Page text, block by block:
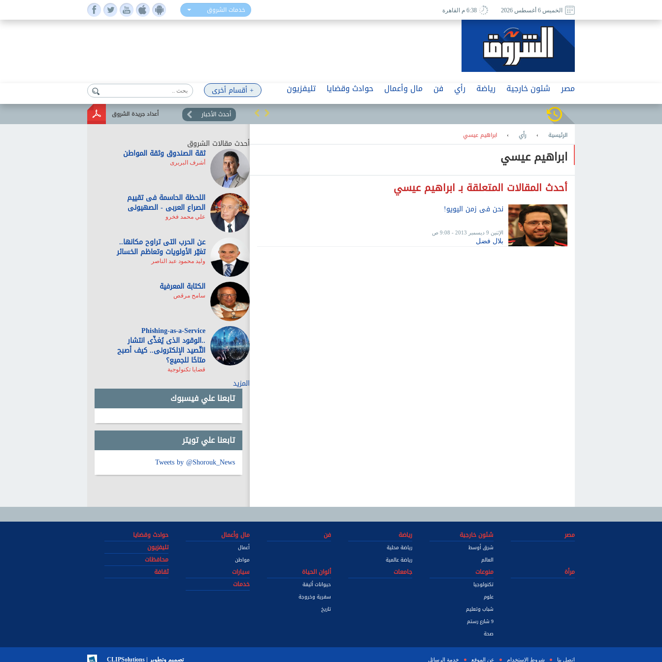
خدمات الشروق الخميس 6 أغسطس 2026 6:38 م القاهرة
+ أقسام أخرى مصر شئون خارجية رياضة رأي فن مال وأعمال حوادث وقضايا تليفزيون
أعداد جريدة الشروق أحدث الأخبار
أحدث مقالات الشروق
ثقة الصندوق وثقة المواطن
أشرف البربرى
اللحظة الحاسمة فى تقييم
الصراع العربى - الصهيونى
علي محمد فخرو
عن الحرب التى تراوح مكانها..
تغيّر الأولويات وتعاظم الخسائر
وليد محمود عبد الناصر
الكتابة المعرفية
سامح مرقص
Phishing-as-a-Service
..الوقود الذى يُغذّى انتشار
التّصيد الإلكترونى.. كيف أصبح
متاحًا للجميع؟
قضايا تكنولوجية
المزيد
تابعنا علي فيسبوك
تابعنا علي تويتر
Tweets by @Shorouk_News
الرئيسية › رأي › ابراهيم عيسي
ابراهيم عيسي
أحدث المقالات المتعلقة بـ ابراهيم عيسي
نحن فى زمن اليويو!
الإثنين 9 ديسمبر 2013 - 9:08 ص
بلال فضل
مصر شئون خارجية
شرق أوسط
العالم
رياضة
رياضة محلية
رياضة عالمية
فن مال وأعمال
أعمال
مواطن
حوادث وقضايا
تليفزيون
محافظات
مرأة
منوعات
تكنولوجيا
علوم
شباب وتعليم
9 شارع رستم
صحة
جامعات ألوان الحياة
حيوانات أليفة
سفرية وخروجة
تاريخ
سيارات
ثقافة
خدمات
اتصل بنا شروط الإستخدام عن الموقع خدمة الرسائل تصميم وتطوير | CLIPSolutions